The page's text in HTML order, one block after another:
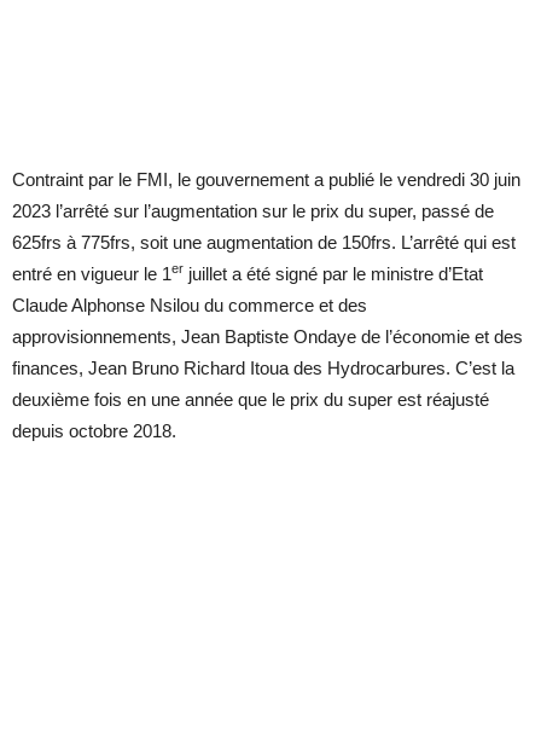
Contraint par le FMI, le gouvernement a publié le vendredi 30 juin
2023 l’arrêté sur l’augmentation sur le prix du super, passé de
625frs à 775frs, soit une augmentation de 150frs. L’arrêté qui est
entré en vigueur le 1er juillet a été signé par le ministre d’Etat
Claude Alphonse Nsilou du commerce et des
approvisionnements, Jean Baptiste Ondaye de l’économie et des
finances, Jean Bruno Richard Itoua des Hydrocarbures. C’est la
deuxième fois en une année que le prix du super est réajusté
depuis octobre 2018.